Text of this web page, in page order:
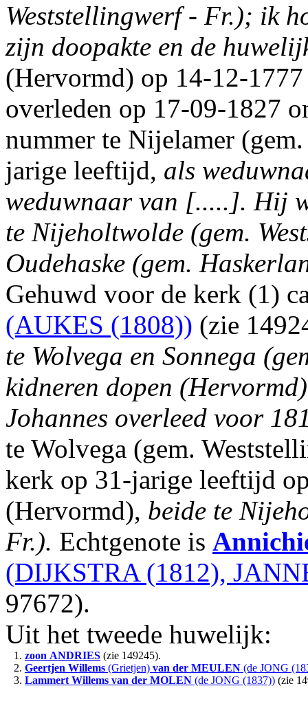
Weststellingwerf - Fr.); ik
zijn doopakte en de
(Hervormd) op 14-12-1777
overleden op 17-09-1827
nummer te Nijelamer
jarige leeftijd, als
weduwnaar van [.....]. Hij
te Nijeholtwolde (gem.
Oudehaske (gem.
Gehuwd voor de kerk (1)
(AUKES (1808)) (zie
te Wolvega en Sonnega
kidneren dopen
Johannes overleed voor
te Wolvega (gem.
kerk op 31-jarige leeftijd
(Hervormd), beide te
Fr.). Echtgenote is
(DIJKSTRA (1812),
97672).
Uit het tweede huwelijk:
1. zoon ANDRIES (zie 149245).
2. Geertjen Willems (Grietjen) van der MEULEN (de JONG
3. Lammert Willems van der MOLEN (de JONG (1837)) (zie